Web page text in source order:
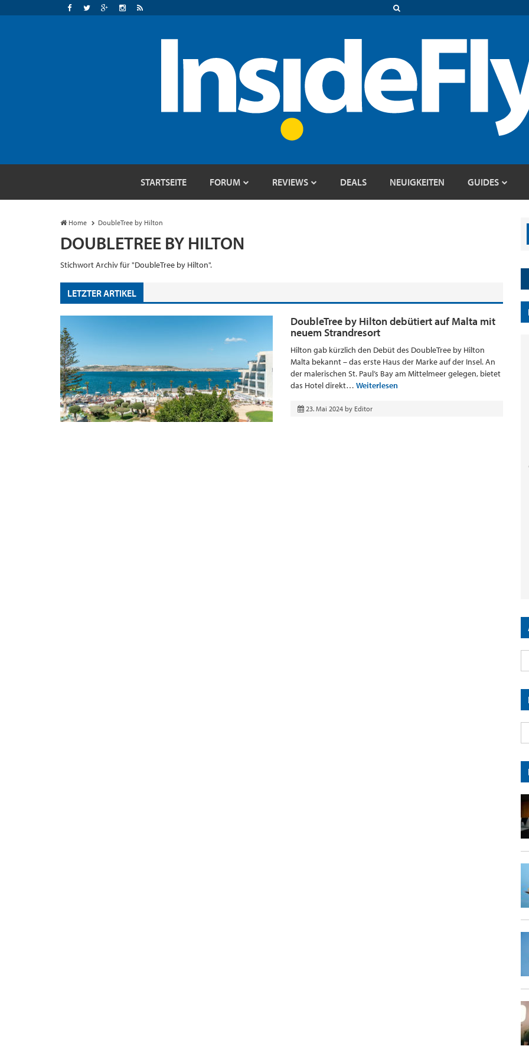
STARTSEITE FORUM REVIEWS DEALS NEUIGKEITEN GUIDES
Home DoubleTree by Hilton
DOUBLETREE BY HILTON
Stichwort Archiv für "DoubleTree by Hilton".
LETZTER ARTIKEL
DoubleTree by Hilton debütiert auf Malta mit
neuem Strandresort
Hilton gab kürzlich den Debüt des DoubleTree by Hilton
Malta bekannt – das erste Haus der Marke auf der Insel. An
der malerischen St. Paul’s Bay am Mittelmeer gelegen, bietet
das Hotel direkt… Weiterlesen
23. Mai 2024 by Editor